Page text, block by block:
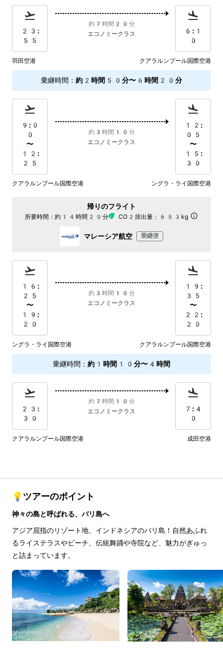
23:
55
約7時間20分
エコノミークラス
6:1
0
羽田空港 クアラルンプール国際空港
乗継時間 ： 約2時間50分〜6時間20分
9:0
0
〜
12:
25
約3時間10分
エコノミークラス
12:
05
〜
15:
30
クアラルンプール国際空港 ングラ・ライ国際空港
帰りのフライト
所要時間： 約14時間20分 CO2排出量： 653kg
マレーシア航空 乗継便
16:
25
〜
19:
20
約3時間10分
エコノミークラス
19:
35
〜
22:
20
ングラ・ライ国際空港 クアラルンプール国際空港
乗継時間 ： 約1時間10分〜4時間
23:
30
約7時間10分
エコノミークラス
7:4
0
クアラルンプール国際空港 成田空港
💡ツアーのポイント
神々の島と呼ばれる、バリ島へ
アジア屈指のリゾート地、インドネシアのバリ島！自然あふれ
るライステラスやビーチ、伝統舞踊や寺院など、魅力がぎゅっ
と詰まっています。